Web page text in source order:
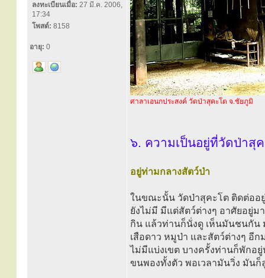
ลงทะเบียนเมื่อ: 27 มี.ค. 2006,
17:34
โพสต์: 8158
อายุ: 0
ศาลาเอนกประสงค์ วัดป่าสุคะโต จ.ชัยภูมิ
๖. ความเป็นอยู่ที่วัดป่าสุ
อยู่ท่ามกลางสัตว์ป่า
ในขณะนั้น วัดป่าสุคะโต ติดต่ออ
ยังไม่มี มีแต่สัตว์ต่างๆ อาศัยอยู่ม
กิน แล้วท่านก็นั่งดู เห็นมันชนกัน
เสือดาว หมูป่า และสัตว์ต่างๆ อี
ไม่มีแบ่งเขต บางครั้งท่านก็พักอ
ขนพองทั้งตัว พอเวลามันวิ่ง มันก็